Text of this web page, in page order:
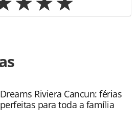
mercado/feiras/2023/05/
da-broadway-para-ipw-
ferramentas oferecidas na página.
pela PANROTAS Editora é
brasileira sobre direito autoral.
sem autorização da PANROTAS
Dreams Riviera Cancun: férias
perfeitas para toda a família